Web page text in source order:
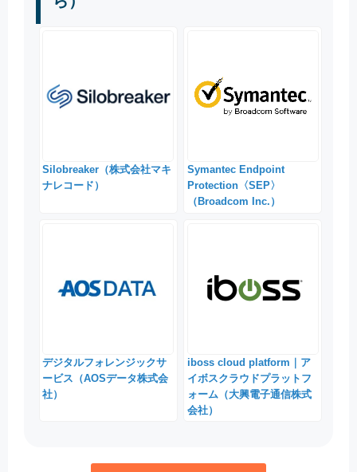
Silobreaker（株式会社マキ
ナレコード）
Symantec Endpoint
Protection〈SEP〉
（Broadcom Inc.）
デジタルフォレンジックサ
ービス（AOSデータ株式会
社）
iboss cloud platform｜ア
イボスクラウドプラットフ
ォーム（大興電子通信株式
会社）